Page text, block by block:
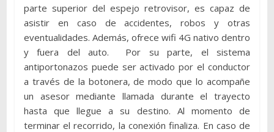
parte superior del espejo retrovisor, es capaz de
asistir en caso de accidentes, robos y otras
eventualidades. Además, ofrece wifi 4G nativo dentro
y fuera del auto. Por su parte, el sistema
antiportonazos puede ser activado por el conductor
a través de la botonera, de modo que lo acompañe
un asesor mediante llamada durante el trayecto
hasta que llegue a su destino. Al momento de
terminar el recorrido, la conexión finaliza. En caso de